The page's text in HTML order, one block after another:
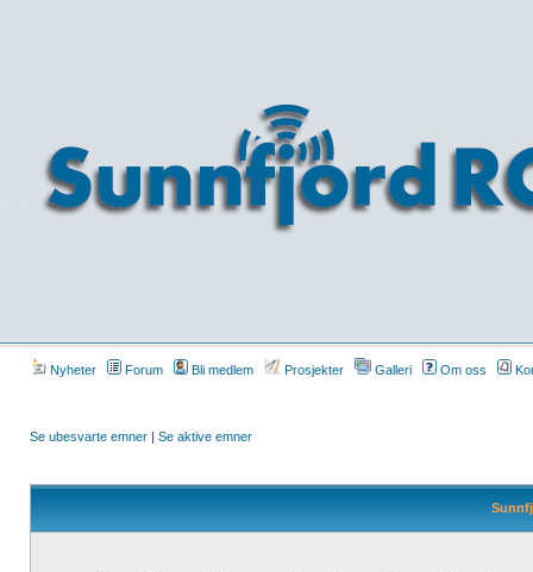
Nyheter Forum Bli medlem Prosjekter Galleri Om oss
Se ubesvarte emner | Se aktive emner